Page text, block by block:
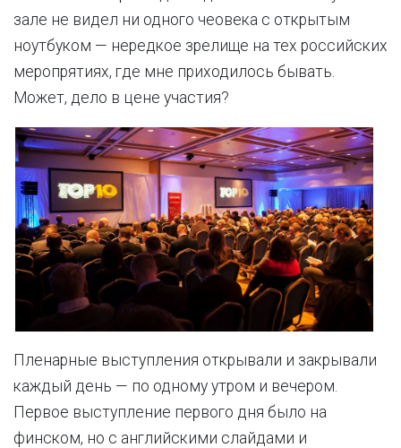
зале не видел ни одного чеовека с открытым
ноутбуком — нередкое зрелище на тех российских
меропрятиях, где мне приходилось бывать.
Может, дело в цене участия?
Пленарные выступления открывали и закрывали
каждый день — по одному утром и вечером.
Первое выступление первого дня было на
финском, но с английскими слайдами и